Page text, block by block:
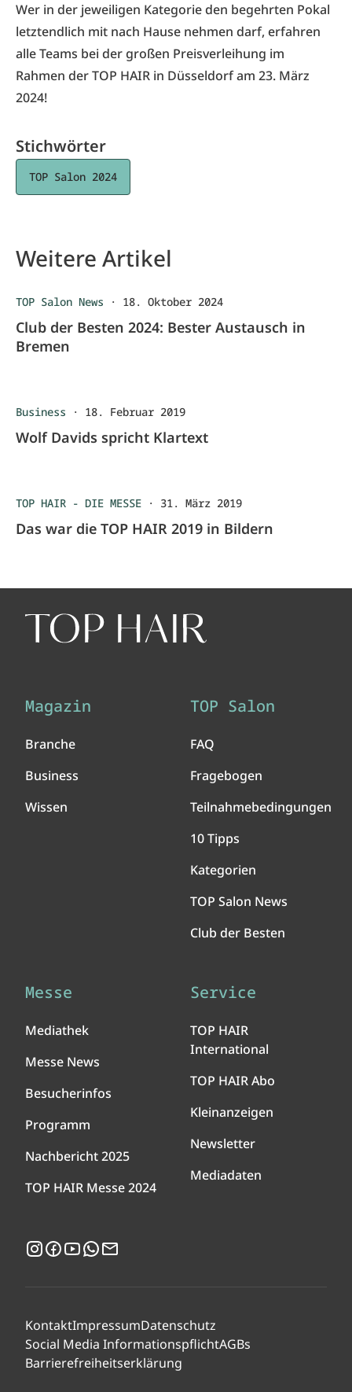
Wer in der jeweiligen Kategorie den begehrten Pokal
letztendlich mit nach Hause nehmen darf, erfahren
alle Teams bei der großen Preisverleihung im
Rahmen der TOP HAIR in Düsseldorf am 23. März
2024!
Stichwörter
TOP Salon 2024
Weitere Artikel
TOP Salon News · 18. Oktober 2024
Club der Besten 2024: Bester Austausch in
Bremen
Business · 18. Februar 2019
Wolf Davids spricht Klartext
TOP HAIR - DIE MESSE · 31. März 2019
Das war die TOP HAIR 2019 in Bildern
Magazin
Branche
Business
Wissen
TOP Salon
FAQ
Fragebogen
Teilnahmebedingungen
10 Tipps
Kategorien
TOP Salon News
Club der Besten
Messe
Mediathek
Messe News
Besucherinfos
Programm
Nachbericht 2025
TOP HAIR Messe 2024
Service
TOP HAIR
International
TOP HAIR Abo
Kleinanzeigen
Newsletter
Mediadaten
Instagram
Facebook
YouTubeWhatsApp
KontaktImpressumDatenschutz
Social Media InformationspflichtAGBs
Barrierefreiheitserklärung